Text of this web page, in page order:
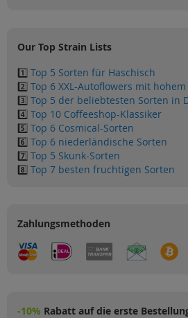
Our Top Strain Lists
1️⃣ Top 5 Sorten für Haschisch
2️⃣ Top 6 XXL-Autoflowers mit
3️⃣ Top 5 der beliebtesten Sorten in
4️⃣ Top 10 Coffeeshop-Klassiker
5️⃣ Top 6 Cosmical-Sorten
6️⃣ Top 6 niederländische Sorten
7️⃣ Top 5 Skunk-Sorten
8️⃣ Top 7 besten fruchtigen Sorten
Zahlungsmethoden
-10% Rabatt auf die erste